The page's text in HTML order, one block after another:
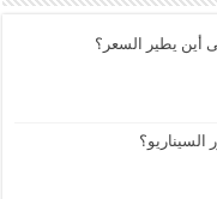
أين يطير السعر؟